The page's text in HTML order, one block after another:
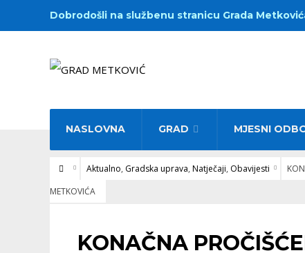
Dobrodošli na službenu stranicu Grada
NASLOVNA GRAD MJESNI
Aktualno, Gradska uprava, Natječaji, Obavijesti
METKOVIĆA
AKTUALNO •
KONAČNA